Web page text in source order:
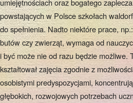
umiejętnościach oraz bogatego
powstających w Polsce szkołach
do spełnienia. Nadto niektóre prace,
butów czy zwierząt, wymaga od
i być może nie od razu będzie możliwe.
kształtował zajęcia zgodnie z
osobistymi predyspozycjami,
głębokich, rozwojowych potrzebach